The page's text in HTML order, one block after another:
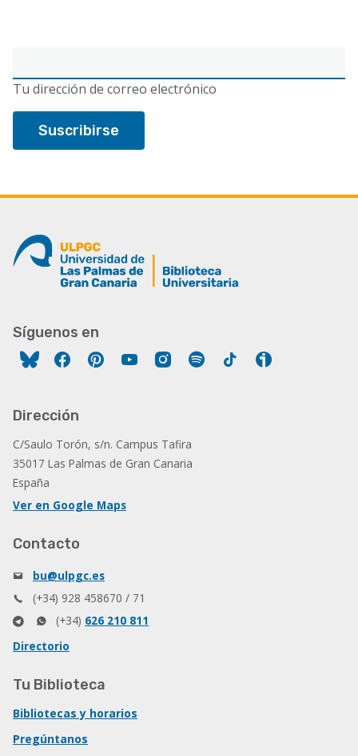
electrónico
Tu dirección de correo electrónico
Síguenos en
FacebookPinterestYouTubeInstagram
Spotify Tiktok
Dirección
C/Saulo Torón, s/n. Campus Tafira
35017 Las Palmas de Gran Canaria
España
Ver en Google Maps
Contacto
bu@ulpgc.es
(+34) 928 458670 / 71
(+34) 626 210 811
Directorio
Tu Biblioteca
Bibliotecas y horarios
Pregúntanos